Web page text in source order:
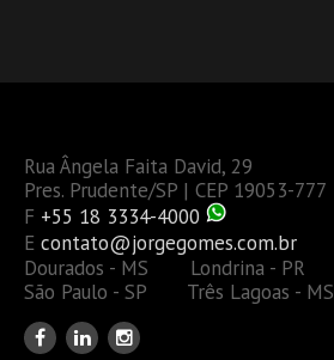
Rua Ângela Faita David, 29
Pres. Prudente/SP | CEP 19053-777
F +55 18 3334-4000
E contato@jorgegomes.com.br
Dourados - MS Londrina - PR
São Paulo - SP Três Lagoas - MS